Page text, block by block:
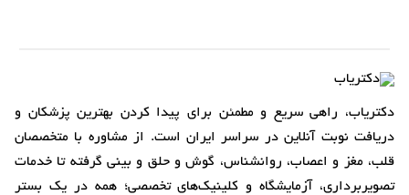
دکتریاب، راهی سریع و مطمئن برای پیدا کردن بهترین پزشکان و
دریافت نوبت آنلاین در سراسر ایران است. از مشاوره با متخصصان
قلب، مغز و اعصاب، روانشناس، گوش و حلق و بینی گرفته تا خدمات
تصویربرداری، آزمایشگاه و کلینیک‌های تخصصی؛ همه در یک بستر